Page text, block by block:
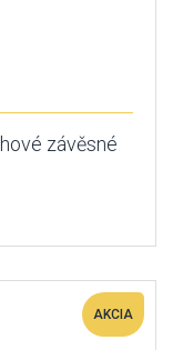
závěsné
AKCIA